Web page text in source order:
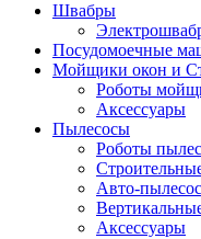
Швабры
Посудомоечные
Мойщики окон и
Роботы
Аксессуары
Пылесосы
Роботы
Авто-
Аксессуары